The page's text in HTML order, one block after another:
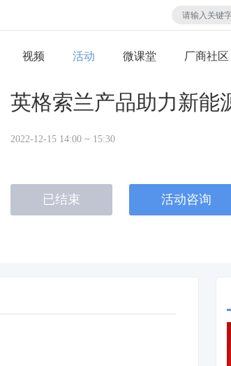
视频 活动 微课堂 厂商社区
英格索兰产品助力新能
2022-12-15 14:00 ~ 15:30
已结束 活动咨询